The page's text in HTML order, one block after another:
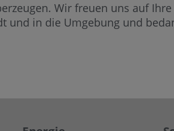
Wir freuen uns auf
und in die Umgebung und